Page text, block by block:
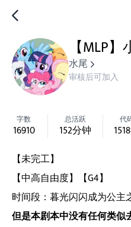
【MLP
水尾
审核后可加入
字数
16910
总活跃
152分钟
代
1518
【未完工】
【中高自由度】【G4】
时间段：暮光闪闪成为公主
但是本剧本中没有任何类似